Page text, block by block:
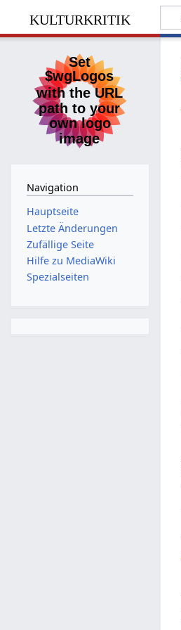
kulturkritik
Navigation
Hauptseite
Letzte Änderungen
Zufällige Seite
Hilfe zu MediaWiki
Spezialseiten